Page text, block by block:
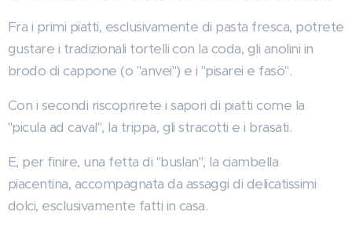
Fra i primi piatti, esclusivamente di pasta fresca, potrete
gustare i tradizionali tortelli con la coda, gli anolini in
brodo di cappone (o "anvei") e i "pisarei e fasö".
Con i secondi riscoprirete i sapori di piatti come la
"picula ad caval", la trippa, gli stracotti e i brasati.
E, per finire, una fetta di "buslan", la ciambella
piacentina, accompagnata da assaggi di delicatissimi
dolci, esclusivamente fatti in casa.